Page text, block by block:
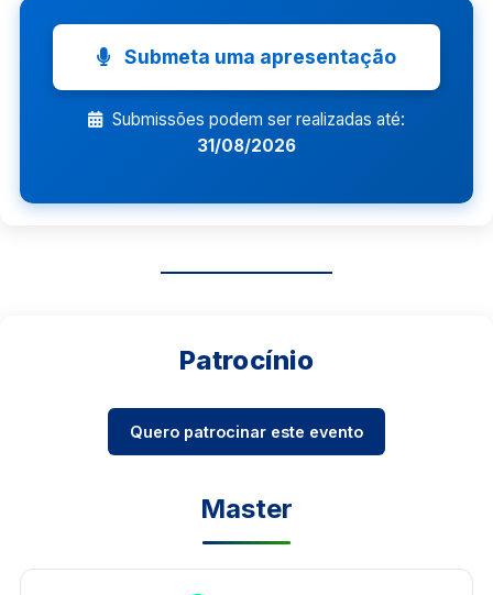
Submeta uma apresentação
Submissões podem ser realizadas até:
31/08/2026
Patrocínio
Quero patrocinar este evento
Master